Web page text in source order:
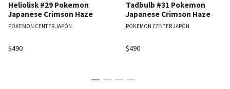
Heliolisk #29 Pokemon
Japanese Crimson Haze
POKEMON CENTER JAPÓN
$490
Tadbulb #31 Pokemon
Japanese Crimson Haze
POKEMON CENTER JAPÓN
$490